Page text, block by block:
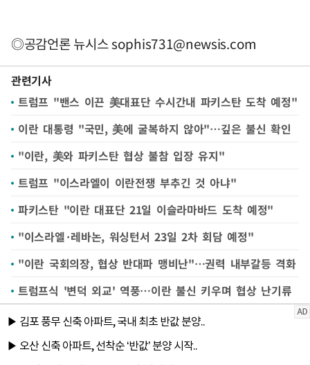
◎공감언론 뉴시스sophis731@newsis.com
관련기사
트럼프 "밴스 이끈 美대표단 수시간내 파키스탄 도착 예정"
이란 대통령 "국민, 美에 굴복하지 않아"…깊은 불신 확인
"이란, 美와 파키스탄 협상 불참 입장 유지"
트럼프 "이스라엘이 이란전쟁 부추긴 것 아냐"
파키스탄 "이란 대표단 21일 이슬라마바드 도착 예정"
"이스라엘·레바논, 워싱턴서 23일 2차 회담 예정"
"이란 국회의장, 협상 반대파 맹비난"…권력 내부갈등 격화
트럼프식 '변덕 외교' 역풍…이란 불신 키우며 협상 난기류